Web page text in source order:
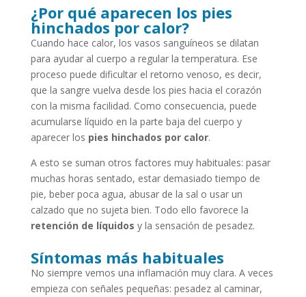
¿Por qué aparecen los pies
hinchados por calor?
Cuando hace calor, los vasos sanguíneos se dilatan
para ayudar al cuerpo a regular la temperatura. Ese
proceso puede dificultar el retorno venoso, es decir,
que la sangre vuelva desde los pies hacia el corazón
con la misma facilidad. Como consecuencia, puede
acumularse líquido en la parte baja del cuerpo y
aparecer los pies hinchados por calor.
A esto se suman otros factores muy habituales: pasar
muchas horas sentado, estar demasiado tiempo de
pie, beber poca agua, abusar de la sal o usar un
calzado que no sujeta bien. Todo ello favorece la
retención de líquidos y la sensación de pesadez.
Síntomas más habituales
No siempre vemos una inflamación muy clara. A veces
empieza con señales pequeñas: pesadez al caminar,